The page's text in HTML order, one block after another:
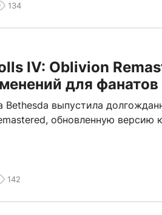
134
IV: Oblivion
для фанатов
Bethesda выпустила
обновленную версию
142